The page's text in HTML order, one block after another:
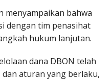
menyampaikan bahwa
dengan tim penasihat
hukum lanjutan.
dana DBON telah
aturan yang berlaku,